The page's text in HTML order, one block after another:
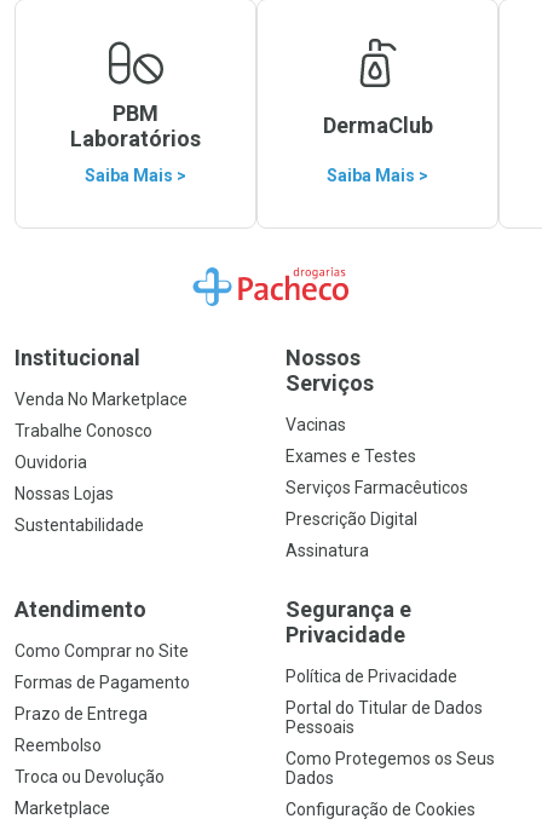
PBM
Laboratórios
Saiba Mais >
DermaClub
Saiba Mais >
Ir para a Home
Institucional
Venda No Marketplace
Trabalhe Conosco
Ouvidoria
Nossas Lojas
Sustentabilidade
Nossos
Serviços
Vacinas
Exames e Testes
Serviços Farmacêuticos
Prescrição Digital
Assinatura
Atendimento
Como Comprar no Site
Formas de Pagamento
Prazo de Entrega
Reembolso
Troca ou Devolução
Marketplace
Segurança e
Privacidade
Política de Privacidade
Portal do Titular de Dados
Pessoais
Como Protegemos os Seus
Dados
Configuração de Cookies